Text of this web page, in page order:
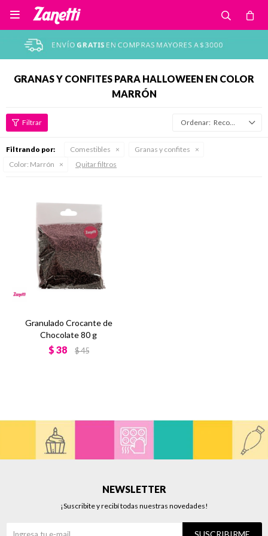

GRANAS Y CONFITES PARA HALLOWEEN EN COLOR
MARRÓN
Recomendados
Filtrando por: Comestibles
Granas y confites
Color: Marrón Quitar filtros
Granulado Crocante de
Chocolate 80 g
$ 38 $45
NEWSLETTER
¡Suscribite y recibí todas nuestras novedades!
SUSCRIBIRME